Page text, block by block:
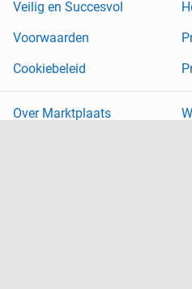
Veilig en Succesvol
Voorwaarden
Cookiebeleid
Over Marktplaats